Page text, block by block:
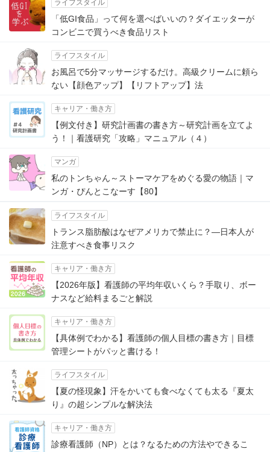
ライフスタイル
「低GI食品」って何を選べばいいの？ダイエッターが
コンビニで買うべき食品リスト
ライフスタイル
お風呂で5分マッサージするだけ。高級クリームに頼ら
ない【顔色アップ】【リフトアップ】法
キャリア・働き方
【例文付き】研究計画書の書き方～研究計画を立てよ
う！｜看護研究「攻略」マニュアル（４）
マンガ
私のトンちゃん～ストーマケアをめぐる愛の物語｜マ
ンガ・ぴんとこなーす【80】
ライフスタイル
トランス脂肪酸はなぜアメリカで禁止に？―日本人が
注意すべき食事リスク
キャリア・働き方
【2026年版】看護師の平均年収いくら？手取り、ボー
ナスなど給料まるごと解説
キャリア・働き方
【具体例でわかる】看護師の個人目標の書き方｜目標
管理シートがパッと書ける！
ライフスタイル
【夏の怪現象】汗をかいても食べなくても太る『夏太
り』の超シンプルな解決法
キャリア・働き方
診療看護師（NP）とは？なるための方法やできるこ